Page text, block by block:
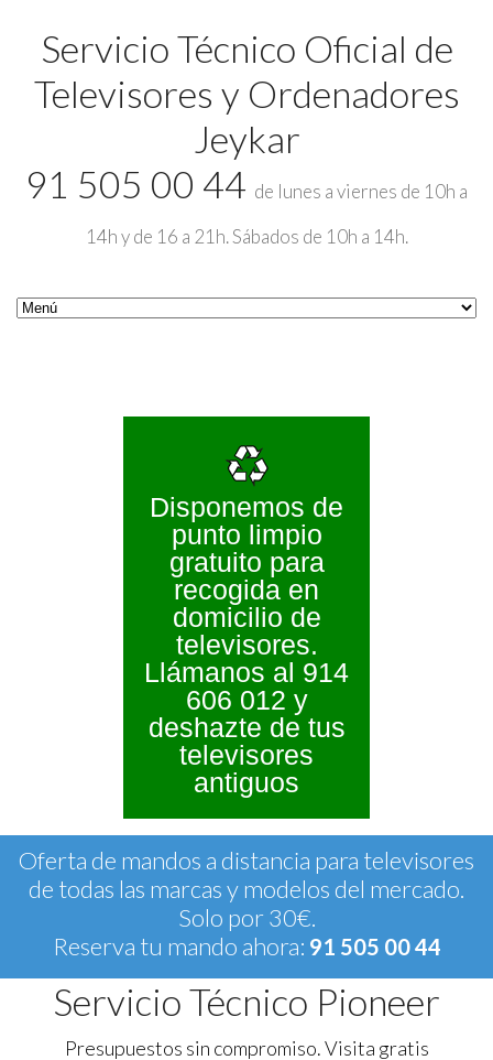
Servicio Técnico Oficial de
Televisores y Ordenadores
Jeykar
91 505 00 44 de lunes a viernes de 10h a
14h y de 16 a 21h. Sábados de 10h a 14h.
Disponemos de
punto limpio
gratuito para
recogida en
domicilio de
televisores.
Llámanos al 914
606 012 y
deshazte de tus
televisores
antiguos
Oferta de mandos a distancia para televisores
de todas las marcas y modelos del mercado.
Solo por 30€.
Reserva tu mando ahora: 91 505 00 44
Servicio Técnico Pioneer
Presupuestos sin compromiso. Visita gratis